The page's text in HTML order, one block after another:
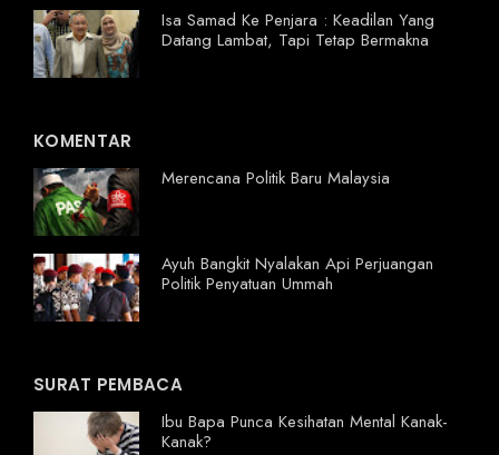
Isa Samad Ke Penjara : Keadilan Yang
Datang Lambat, Tapi Tetap Bermakna
KOMENTAR
Merencana Politik Baru Malaysia
Ayuh Bangkit Nyalakan Api Perjuangan
Politik Penyatuan Ummah
SURAT PEMBACA
Ibu Bapa Punca Kesihatan Mental Kanak-
Kanak?